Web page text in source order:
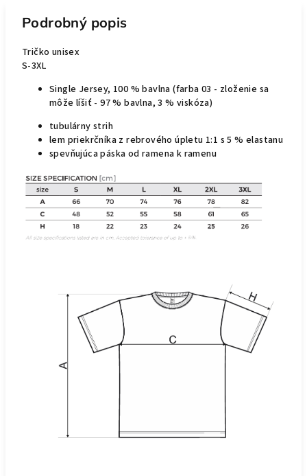
Podrobný popis
Tričko unisex
S-3XL
Single Jersey, 100 % bavlna (farba 03 - zloženie sa
môže líšiť - 97 % bavlna, 3 % viskóza)
tubulárny strih
lem priekrčníka z rebrového úpletu 1:1 s 5 % elastanu
spevňujúca páska od ramena k ramenu